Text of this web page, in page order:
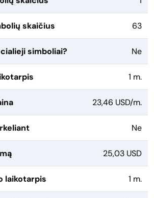
skaičius 63
simboliai? Ne
1 m.
23,46 USD/m.
Ne
25,03 USD
laikotarpis 1 m.